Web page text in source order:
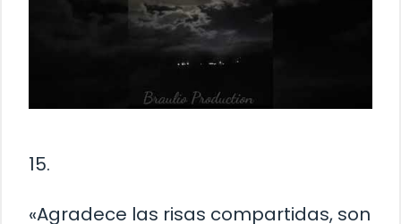
15.
«Agradece las risas compartidas, son